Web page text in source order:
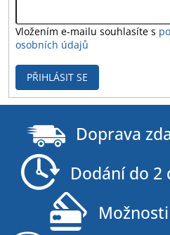
Vložením e-mailu souhlasíte s
osobních údajů
PŘIHLÁSIT SE
Doprava
Dodání do